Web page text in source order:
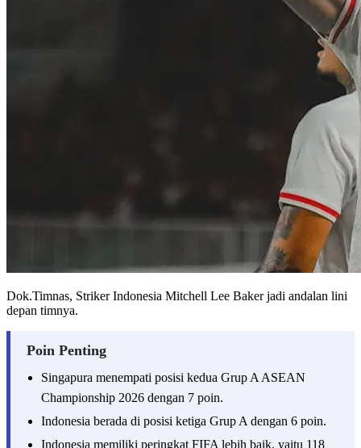
Dok.Timnas, Striker Indonesia Mitchell Lee Baker jadi andalan lini
depan timnya.
Poin Penting
Singapura menempati posisi kedua Grup A ASEAN
Championship 2026 dengan 7 poin.
Indonesia berada di posisi ketiga Grup A dengan 6 poin.
Indonesia memiliki peringkat FIFA lebih baik, yaitu 118